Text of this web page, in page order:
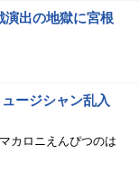
出の地獄に宮根
ージシャン乱入
カロニえんぴつのは